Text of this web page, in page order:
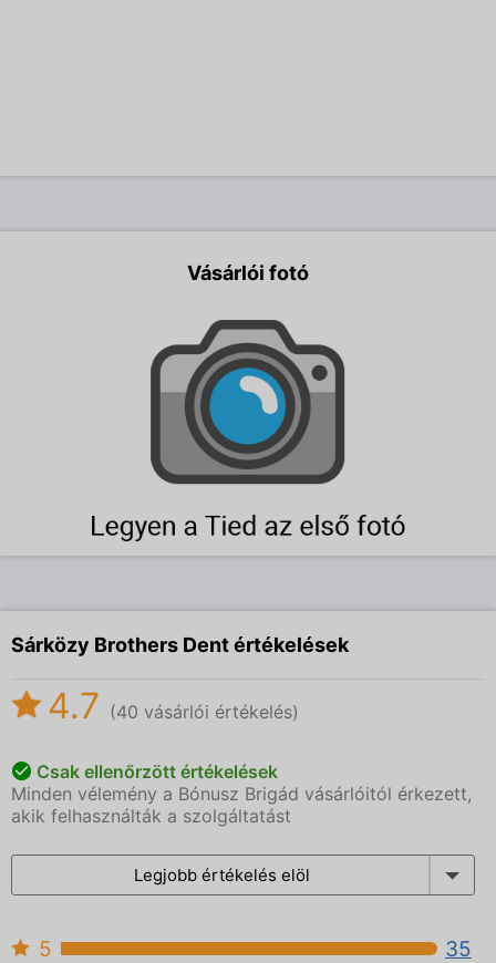
Vásárlói fotó
Sárközy Brothers Dent értékelések
4.7 (40 vásárlói értékelés)
Csak ellenőrzött értékelések
Minden vélemény a Bónusz Brigád vásárlóitól érkezett,
akik felhasználták a szolgáltatást
Legjobb értékelés elöl
5
35